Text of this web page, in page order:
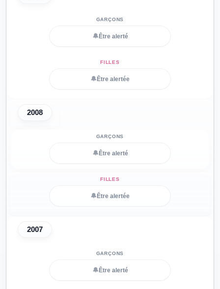
🔔 Être alerté
🔔 Être alertée
2008
🔔 Être alerté
🔔 Être alertée
2007
🔔 Être alerté